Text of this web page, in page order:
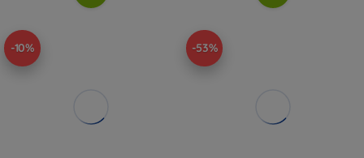
-10% -53%